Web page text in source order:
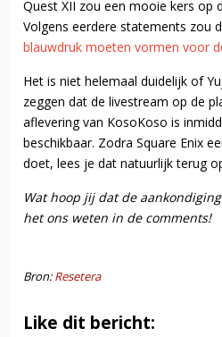
Quest XII zou een mooie kers op
Volgens eerdere statements zou
blauwdruk moeten vormen voor
Het is niet helemaal duidelijk of
zeggen dat de livestream op de
aflevering van KosoKoso is
beschikbaar. Zodra Square Enix
doet, lees je dat natuurlijk terug
Wat hoop jij dat de
het ons weten in de comments!
Bron:Resetera
Like dit bericht: